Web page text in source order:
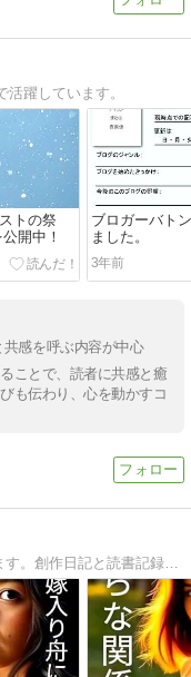
躍しています。
トの祭
開中！
ブロガーバト
ました。
3年前
感を呼ぶ内容が中心
ことで、読者に共感と癒
も伝わり、心を動かすコ
官能小説を書いてKindleで発行しています。創作日記と読書記録です。